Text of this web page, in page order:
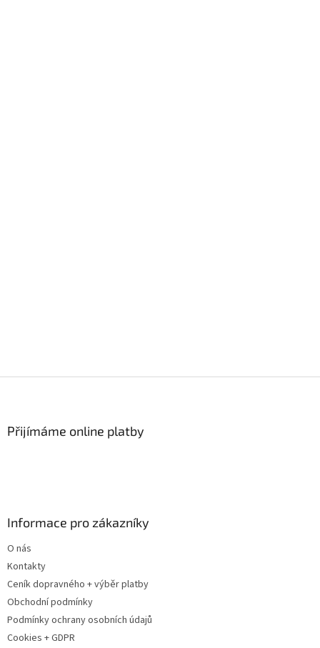
Přijímáme online platby
Informace pro zákazníky
O nás
Kontakty
Ceník dopravného + výběr platby
Obchodní podmínky
Podmínky ochrany osobních údajů
Cookies + GDPR